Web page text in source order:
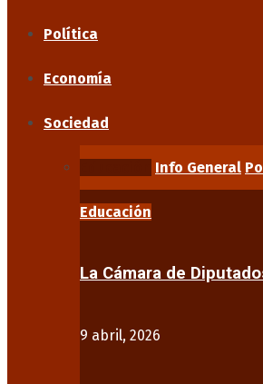
Política
Economía
Sociedad
Info General
Educación
La Cámara de
9 abril, 2026